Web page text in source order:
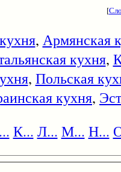
[
, Армянская
кухня,
, Польская
кухня,
К... Л... М... Н...